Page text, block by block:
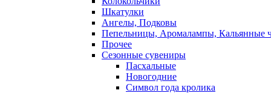
Шкатулки
Ангелы, Подковы
Пепельницы, Аромалампы, Кальянные
Прочее
Сезонные сувениры
Пасхальные
Новогодние
Символ года кролика